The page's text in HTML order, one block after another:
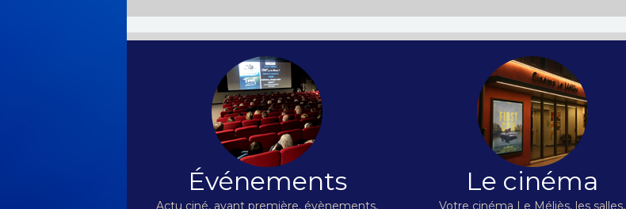
Événements
Actu ciné, avant première, évènements,
Le cinéma
Votre cinéma Le Méliès, les salles,